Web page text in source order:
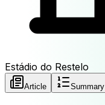
Estádio do Restelo
Article Summary